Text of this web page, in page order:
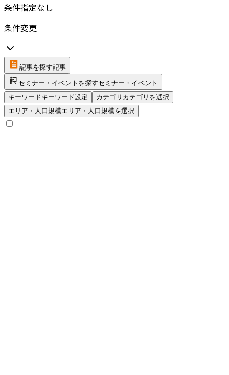
条件指定なし
条件変更
記事を探す記事
セミナー・イベントを探すセミナー・イベント
キーワードキーワード設定 カテゴリ カテゴリを選択
エリア・人口規模エリア・人口規模を選択